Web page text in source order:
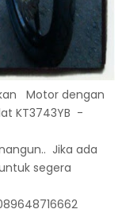
Motor dengan
KT3743YB -
Jika ada
segera